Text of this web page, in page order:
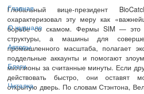
Главная
О журнале
Авторы
Блоги
Читалка
Глобальный вице-президент
охарактеризовал эту меру как
борьбе со скамом. Фермы SIM — это
структуры, а машины для
промышленного масштаба, полагает
поддельные аккаунты и помогают
миллионы за считанные минуты. Если
действовать быстро, они оставят
открытую дверь. По словам Стэнтона,